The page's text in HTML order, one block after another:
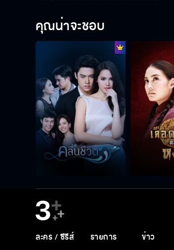
คุณน่าจะชอบ
ละคร / ซีรีส์ รายการ ข่าว